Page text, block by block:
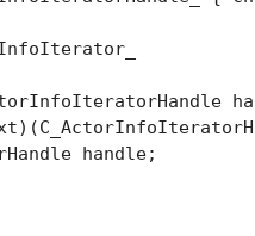
handle;